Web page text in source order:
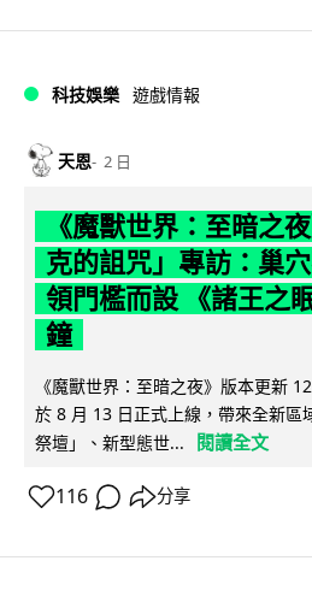
科技娛樂 遊戲情報
天恩 2 日
《魔獸世界：至暗之
克的詛咒」專訪：巢
領門檻而設 《諸王之
鐘
《魔獸世界：至暗之夜》版本更新
於 8 月 13 日正式上線，帶來全新區
祭壇」、新型態世...
閱讀全文
116 分享